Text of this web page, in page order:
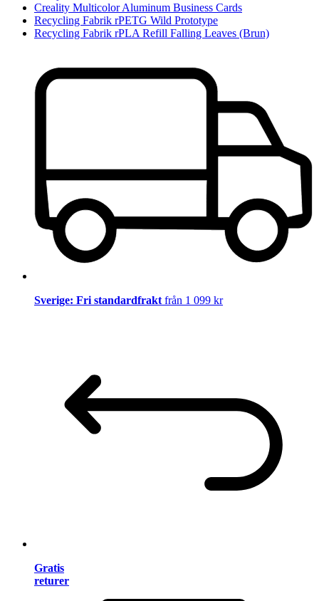
Creality Multicolor Aluminum Business Cards
Recycling Fabrik rPETG Wild Prototype
Recycling Fabrik rPLA Refill Falling Leaves (Brun)
Sverige: Fri standardfrakt från 1 099 kr
Gratis
returer